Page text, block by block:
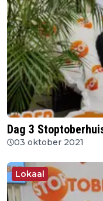
Dag 3
03 oktober 2021
Lokaal